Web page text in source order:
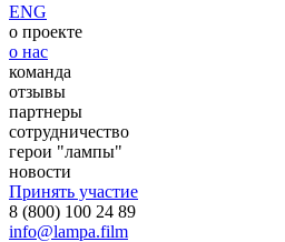
ENG
о проекте
о нас
команда
отзывы
партнеры
сотрудничество
герои "лампы"
новости
Принять участие
8 (800) 100 24 89
info@lampa.film